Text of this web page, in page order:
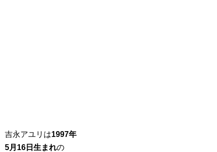
吉永アユリは1997年
5月16日生まれの